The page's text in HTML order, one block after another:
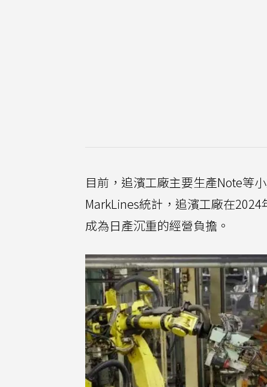
目前，追濱工廠主要生產Note等
MarkLines統計，追濱工廠在
成為日產沉重的經營負擔。